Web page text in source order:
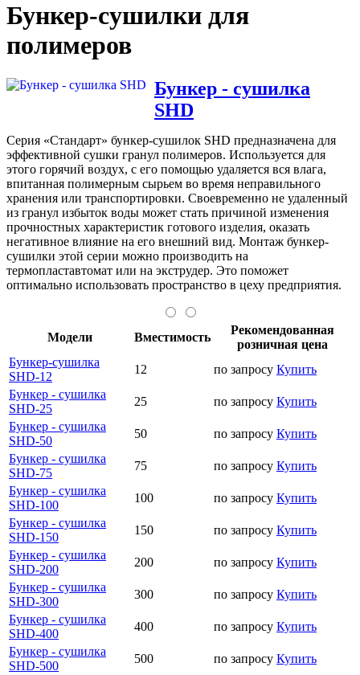
Бункер-сушилки для
полимеров
Бункер - сушилка
SHD
Серия «Стандарт» бункер-сушилок SHD предназначена для
эффективной сушки гранул полимеров. Используется для
этого горячий воздух, с его помощью удаляется вся влага,
впитанная полимерным сырьем во время неправильного
хранения или транспортировки. Своевременно не удаленный
из гранул избыток воды может стать причиной изменения
прочностных характеристик готового изделия, оказать
негативное влияние на его внешний вид. Монтаж бункер-
сушилки этой серии можно производить на
термопластавтомат или на экструдер. Это поможет
оптимально использовать пространство в цеху предприятия.
Модели Вместимость
Рекомендованная
розничная цена
Бункер-сушилка
SHD-12
12 по запросу Купить
Бункер - сушилка
SHD-25
25 по запросу Купить
Бункер - сушилка
SHD-50
50 по запросу Купить
Бункер - сушилка
SHD-75
75 по запросу Купить
Бункер - сушилка
SHD-100
100 по запросу Купить
Бункер - сушилка
SHD-150
150 по запросу Купить
Бункер - сушилка
SHD-200
200 по запросу Купить
Бункер - сушилка
SHD-300
300 по запросу Купить
Бункер - сушилка
SHD-400
400 по запросу Купить
Бункер - сушилка
SHD-500
500 по запросу Купить